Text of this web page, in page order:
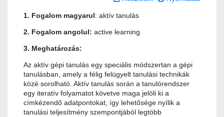
1. Fogalom magyarul: aktív tanulás
2. Fogalom angolul: active learning
3. Meghatározás:
Az aktív gépi tanulás egy speciális módszertan a gépi
tanulásban, amely a félig felügyelt tanulási technikák
közé sorolható. Aktív tanulás során a tanulórendszer
egy iteratív folyamatot követve maga jelöli ki a
címkézendő adatpontokat, így lehetősége nyílik a
tanulási teljesítmény szempontjából legtöbb